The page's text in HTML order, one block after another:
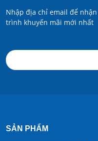
Nhập địa chỉ email để
trình khuyến mãi mới nhất
SẢN PHẨM